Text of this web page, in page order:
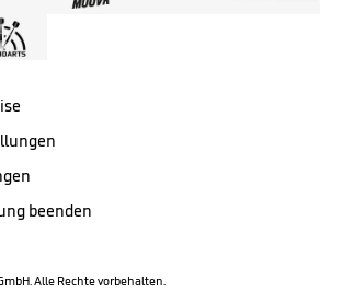
beenden
Alle Rechte vorbehalten.